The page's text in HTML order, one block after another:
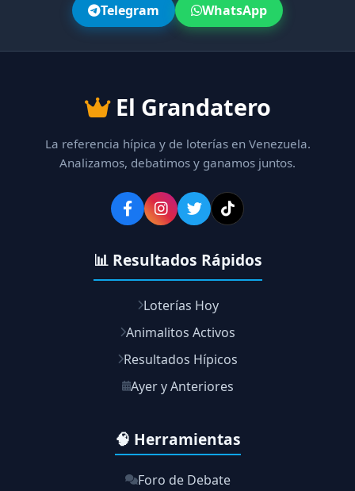
Telegram WhatsApp
El Grandatero
La referencia hípica y de loterías en Venezuela.
Analizamos, debatimos y ganamos juntos.
📊 Resultados Rápidos
Loterías Hoy
Animalitos Activos
Resultados Hípicos
Ayer y Anteriores
🧠 Herramientas
Foro de Debate